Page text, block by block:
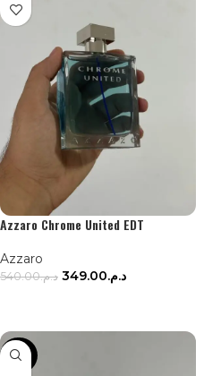
Azzaro Chrome United EDT
Azzaro
د.م.540.00 د.م.349.00
-42%